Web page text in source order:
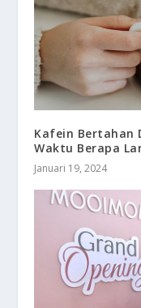
Kafein Bertahan
Waktu Berapa
Januari 19, 2024